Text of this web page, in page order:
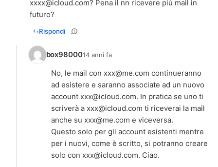
xxxx@icloud.com? Pena il nn ricevere più mail in
futuro?
Rispondi
box9800014 anni fa
No, le mail con xxx@me.com continueranno
ad esistere e saranno associate ad un nuovo
account xxx@icloud.com. In pratica se uno ti
scriverà a xxx@icloud.com ti riceverai la mail
anche su xxx@me.com e viceversa.
Questo solo per gli account esistenti mentre
per i nuovi, come è scritto, si potranno creare
solo con xxx@icloud.com. Ciao.